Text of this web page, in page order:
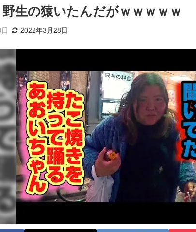
野生の猿いたんだがｗｗｗｗｗ
2022年3月28日